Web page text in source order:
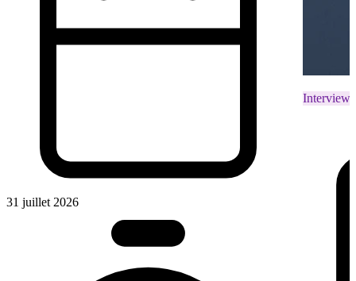
31 juillet 2026
Interviews